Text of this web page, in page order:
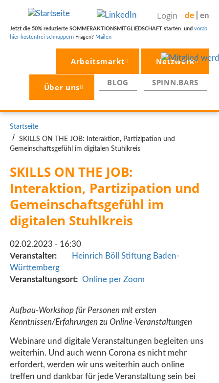
Inhalt
Jetzt die 50% reduzierte SOMMERAKTIONSMITGLIEDSCHAFT starten und vorab
hier kostenfrei schnuppern Fragen? Mailen
Arbeitsmarkt Netzwerk
Über uns BLOG SPINN.BARS
Login en
de
PFADNAVIGATION
Startseite
SKILLS ON THE JOB: Interaktion, Partizipation und
Gemeinschaftsgefühl im digitalen Stuhlkreis
SKILLS ON THE JOB:
Interaktion, Partizipation und
Gemeinschaftsgefühl im
digitalen Stuhlkreis
02.02.2023 - 16:30
Veranstalter
Heinrich Böll Stiftung Baden-
Württemberg
Veranstaltungsort
Online per Zoom
Aufbau-Workshop für Personen mit ersten
Kenntnissen/Erfahrungen zu Online-Veranstaltungen
Webinare und digitale Veranstaltungen begleiten uns
weiterhin. Und auch wenn Corona es nicht mehr
erfordert, werden wir uns weiterhin auch online
treffen und dankbar für jede Veranstaltung sein bei